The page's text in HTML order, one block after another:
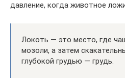
давление, когда животное
Локоть — это место, где
мозоли, а затем
глубокой грудью — грудь.